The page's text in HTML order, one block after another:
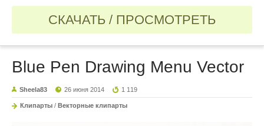
СКАЧАТЬ / ПРОСМОТРЕТЬ
Blue Pen Drawing Menu Vector
Sheela83 26 июня 2014 1 119
Клипарты / Векторные клипарты